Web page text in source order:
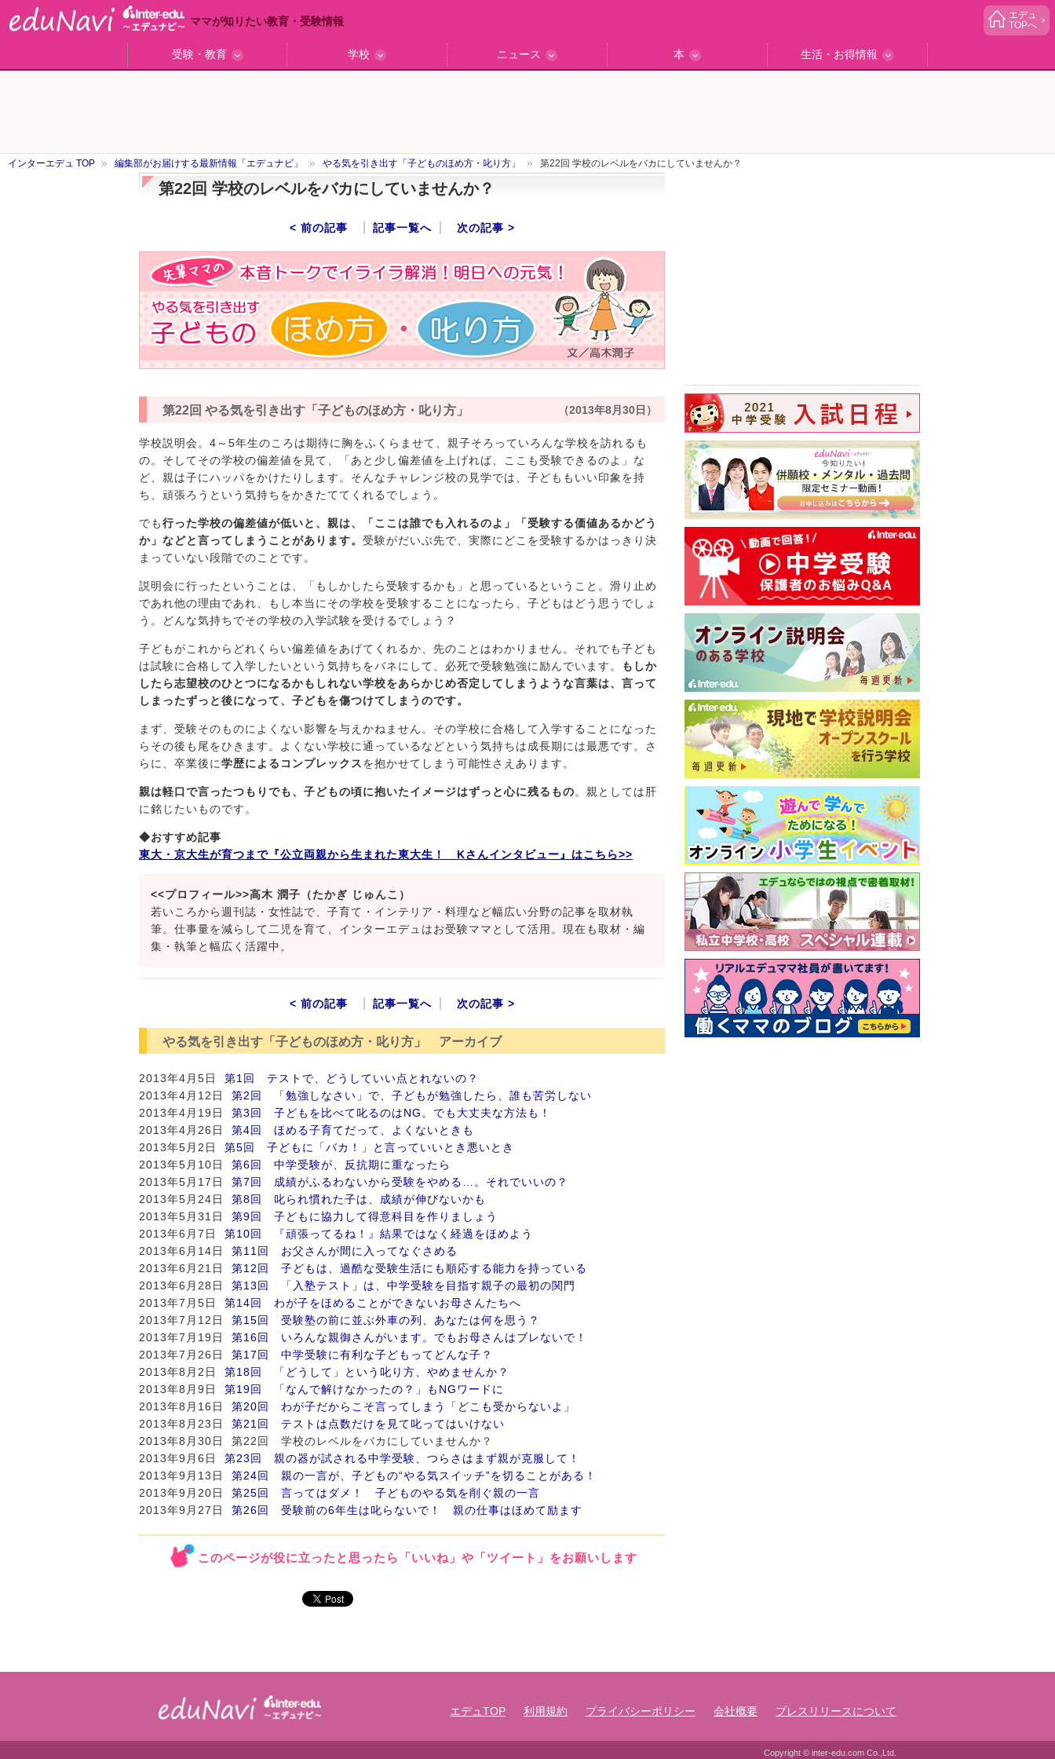
ママが知りたい教育・受験情報
エデュ
TOPへ
受験・教育
学校
ニュース
本
生活・お得情報
インターエデュ TOP 編集部がお届けする最新情報「エデュナビ」 やる気を引き出す「子どものほめ方・叱り方」 第22回 学校のレベルをバカにしていませんか？
第22回 学校のレベルをバカにしていませんか？
< 前の記事 記事一覧へ 次の記事 >
第22回 やる気を引き出す「子どものほめ方・叱り方」 （2013年8月30日）
学校説明会。4～5年生のころは期待に胸をふくらませて、親子そろっていろんな学校を訪れるも
の。そしてその学校の偏差値を見て、「あと少し偏差値を上げれば、ここも受験できるのよ」な
ど、親は子にハッパをかけたりします。そんなチャレンジ校の見学では、子どももいい印象を持
ち、頑張ろうという気持ちをかきたててくれるでしょう。
でも行った学校の偏差値が低いと、親は、「ここは誰でも入れるのよ」「受験する価値あるかどう
か」などと言ってしまうことがあります。 受験がだいぶ先で、実際にどこを受験するかはっきり決
まっていない段階でのことです。
説明会に行ったということは、「もしかしたら受験するかも」と思っているということ。滑り止め
であれ他の理由であれ、もし本当にその学校を受験することになったら、子どもはどう思うでしょ
う。どんな気持ちでその学校の入学試験を受けるでしょう？
子どもがこれからどれくらい偏差値をあげてくれるか、先のことはわかりません。それでも子ども
は試験に合格して入学したいという気持ちをバネにして、必死で受験勉強に励んでいます。
もしか
したら志望校のひとつになるかもしれない学校をあらかじめ否定してしまうような言葉は、言って
しまったずっと後になって、子どもを傷つけてしまうのです。
まず、受験そのものによくない影響を与えかねません。その学校に合格して入学することになった
らその後も尾をひきます。よくない学校に通っているなどという気持ちは成長期には最悪です。さ
らに、卒業後に学歴によるコンプレックスを抱かせてしまう可能性さえあります。
親は軽口で言ったつもりでも、子どもの頃に抱いたイメージはずっと心に残るもの。親としては肝
に銘じたいものです。
◆おすすめ記事
東大・京大生が育つまで『公立両親から生まれた東大生！ Kさんインタビュー』はこちら>>
<<プロフィール>>高木 潤子（たかぎ じゅんこ）
若いころから週刊誌・女性誌で、子育て・インテリア・料理など幅広い分野の記事を取材執
筆。仕事量を減らして二児を育て、インターエデュはお受験ママとして活用。現在も取材・編
集・執筆と幅広く活躍中。
< 前の記事 記事一覧へ 次の記事 >
やる気を引き出す「子どものほめ方・叱り方」 アーカイブ
2013年4月5日 第1回 テストで、どうしていい点とれないの？
2013年4月12日 第2回 「勉強しなさい」で、子どもが勉強したら、誰も苦労しない
2013年4月19日 第3回 子どもを比べて叱るのはNG。でも大丈夫な方法も！
2013年4月26日 第4回 ほめる子育てだって、よくないときも
2013年5月2日 第5回 子どもに「バカ！」と言っていいとき悪いとき
2013年5月10日 第6回 中学受験が、反抗期に重なったら
2013年5月17日 第7回 成績がふるわないから受験をやめる…。それでいいの？
2013年5月24日 第8回 叱られ慣れた子は、成績が伸びないかも
2013年5月31日 第9回 子どもに協力して得意科目を作りましょう
2013年6月7日 第10回 『頑張ってるね！』結果ではなく経過をほめよう
2013年6月14日 第11回 お父さんが間に入ってなぐさめる
2013年6月21日 第12回 子どもは、過酷な受験生活にも順応する能力を持っている
2013年6月28日 第13回 「入塾テスト」は、中学受験を目指す親子の最初の関門
2013年7月5日 第14回 わが子をほめることができないお母さんたちへ
2013年7月12日 第15回 受験塾の前に並ぶ外車の列、あなたは何を思う？
2013年7月19日 第16回 いろんな親御さんがいます。でもお母さんはブレないで！
2013年7月26日 第17回 中学受験に有利な子どもってどんな子？
2013年8月2日 第18回 「どうして」という叱り方、やめませんか？
2013年8月9日 第19回 「なんで解けなかったの？」もNGワードに
2013年8月16日 第20回 わが子だからこそ言ってしまう「どこも受からないよ」
2013年8月23日 第21回 テストは点数だけを見て叱ってはいけない
2013年8月30日 第22回 学校のレベルをバカにしていませんか？
2013年9月6日 第23回 親の器が試される中学受験、つらさはまず親が克服して！
2013年9月13日 第24回 親の一言が、子どもの“やる気スイッチ”を切ることがある！
2013年9月20日 第25回 言ってはダメ！ 子どものやる気を削ぐ親の一言
2013年9月27日 第26回 受験前の6年生は叱らないで！ 親の仕事はほめて励ます
このページが役に立ったと思ったら「いいね」や「ツイート」をお願いします
エデュTOP 利用規約 プライバシーポリシー 会社概要 プレスリリースについて
Copyright © inter-edu.com Co.,Ltd.